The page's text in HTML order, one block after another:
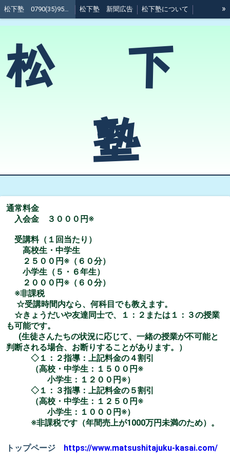
松下塾 0790(35)9511 @加西市 松下塾 新聞広告 松下塾について »
松 下
塾
通常料金
入会金 ３０００円※
受講料（１回当たり）
高校生・中学生
２５００円※（６０分）
小学生（５・６年生）
２０００円※（６０分）
※非課税
☆受講時間内なら、何科目でも教えます。
☆きょうだいや友達同士で、１：２または１：３の授業
も可能です。
(生徒さんたちの状況に応じて、一緒の授業が不可能と
判断される場合、お断りすることがあります。）
◇１：２指導：上記料金の４割引
（高校・中学生：１５００円※
小学生：１２００円※）
◇１：３指導：上記料金の５割引
（高校・中学生：１２５０円※
小学生：１０００円※）
※非課税です（年間売上が1000万円未満のため）。
トップページ https://www.matsushitajuku-kasai.com/